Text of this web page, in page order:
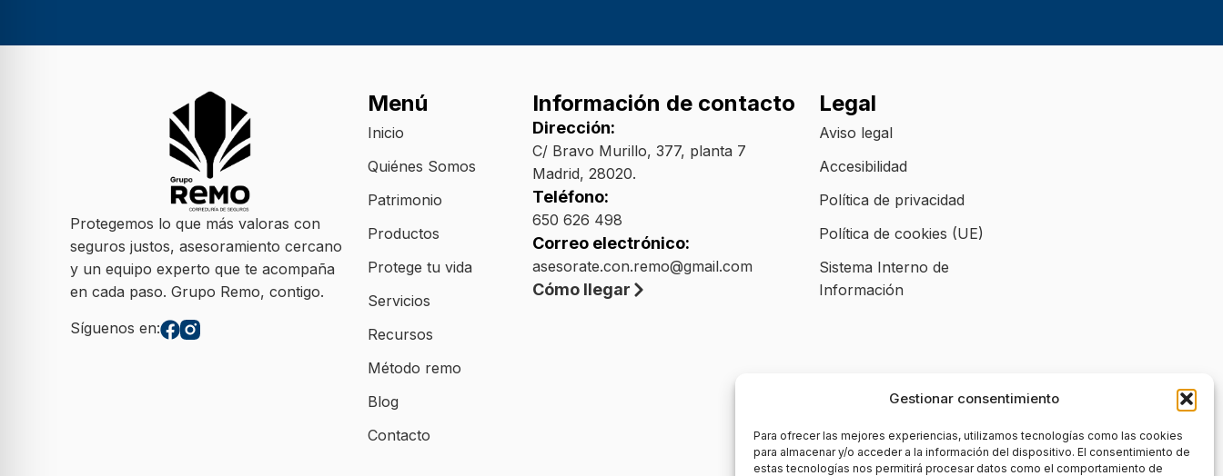
Gestionar consentimiento
Para ofrecer las mejores experiencias, utilizamos tecnologías como las cookies
para almacenar y/o acceder a la información del dispositivo. El consentimiento de
estas tecnologías nos permitirá procesar datos como el comportamiento de
Protegemos lo que más valoras con
seguros justos, asesoramiento cercano
y un equipo experto que te acompaña
en cada paso. Grupo Remo, contigo.
Síguenos en:
Menú
Inicio
Quiénes Somos
Patrimonio
Productos
Protege tu vida
Servicios
Recursos
Método remo
Blog
Contacto
Información de contacto
Dirección:
C/ Bravo Murillo, 377, planta 7
Madrid, 28020.
Teléfono:
650 626 498
Correo electrónico:
asesorate.con.remo@gmail.com
Cómo llegar
Legal
Aviso legal
Accesibilidad
Política de privacidad
Política de cookies (UE)
Sistema Interno de
Información